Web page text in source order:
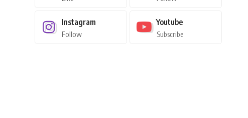
Instagram
Follow
Youtube
Subscribe